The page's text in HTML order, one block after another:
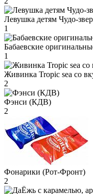
Левушка детям Чудо-
1
Бабаевские
1
Живинка Tropic sea со
2
Фэнси (КДВ)
2
Фонарики (Рот-Фронт)
2